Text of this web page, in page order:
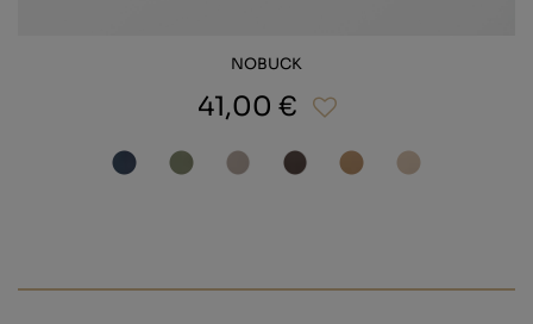
NOBUCK
41,00 €